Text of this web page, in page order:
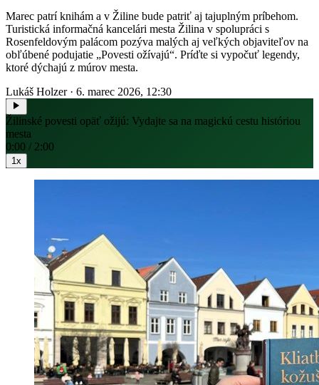
Marec patrí knihám a v Žiline bude patriť aj tajuplným príbehom.
Turistická informačná kancelári mesta Žilina v spolupráci s
Rosenfeldovým palácom pozýva malých aj veľkých objaviteľov na
obľúbené podujatie „Povesti ožívajú“. Príďte si vypočuť legendy,
ktoré dýchajú z múrov mesta.
Lukáš Holzer · 6. marec 2026, 12:30
Žilinské povesti opäť ožijú: Vydajte sa na magickú cestu históriou
mesta
0:00 / 2:00
1x